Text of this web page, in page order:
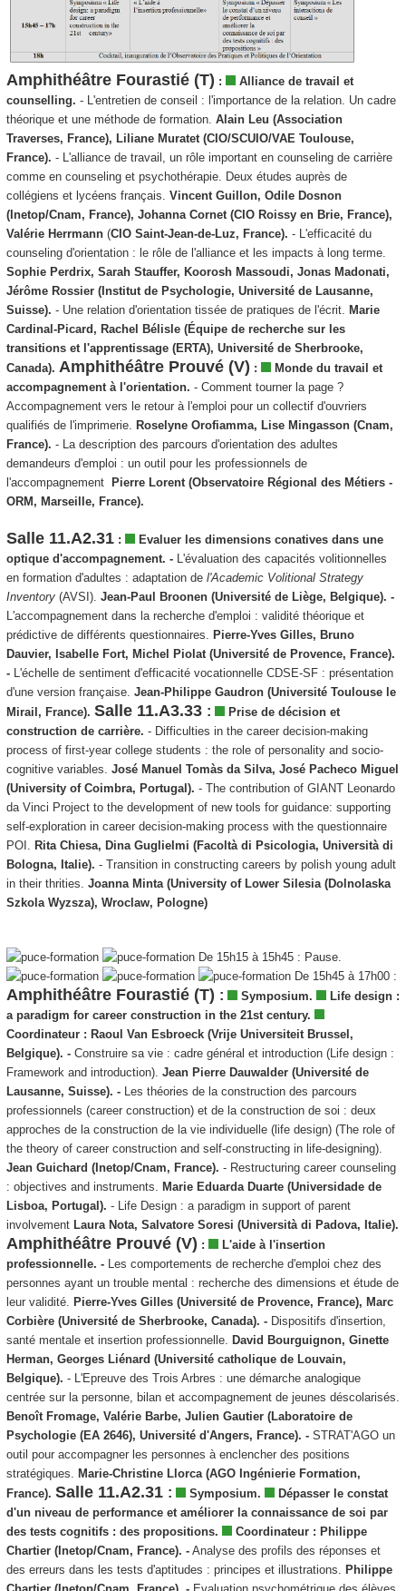
Amphithéâtre Fourastié (T) :
Alliance de travail et
counselling. - L'entretien de conseil : l'importance de la relation. Un cadre
théorique et une méthode de formation. Alain Leu (Association
Traverses, France), Liliane Muratet (CIO/SCUIO/VAE Toulouse,
France). - L'alliance de travail, un rôle important en counseling de carrière
comme en counseling et psychothérapie. Deux études auprès de
collégiens et lycéens français. Vincent Guillon, Odile Dosnon
(Inetop/Cnam, France), Johanna Cornet (CIO Roissy en Brie, France),
Valérie Herrmann (CIO Saint-Jean-de-Luz, France). - L'efficacité du
counseling d'orientation : le rôle de l'alliance et les impacts à long terme.
Sophie Perdrix, Sarah Stauffer, Koorosh Massoudi, Jonas Madonati,
Jérôme Rossier (Institut de Psychologie, Université de Lausanne,
Suisse). - Une relation d'orientation tissée de pratiques de l'écrit. Marie
Cardinal-Picard, Rachel Bélisle (Équipe de recherche sur les
transitions et l'apprentissage (ERTA), Université de Sherbrooke,
Canada). Amphithéâtre Prouvé (V) :
Monde du travail et
accompagnement à l'orientation. - Comment tourner la page ?
Accompagnement vers le retour à l'emploi pour un collectif d'ouvriers
qualifiés de l'imprimerie. Roselyne Orofiamma, Lise Mingasson (Cnam,
France). - La description des parcours d'orientation des adultes
demandeurs d'emploi : un outil pour les professionnels de
l'accompagnement
Pierre Lorent (Observatoire Régional des Métiers -
ORM, Marseille, France).
Salle 11.A2.31 :
Evaluer les dimensions conatives dans une
optique d'accompagnement. -L'évaluation des capacités volitionnelles
en formation d'adultes : adaptation de l'Academic Volitional Strategy
Inventory(AVSI). Jean-Paul Broonen (Université de Liège, Belgique). -
L'accompagnement dans la recherche d'emploi : validité théorique et
prédictive de différents questionnaires. Pierre-Yves Gilles, Bruno
Dauvier, Isabelle Fort, Michel Piolat (Université de Provence, France).
-L'échelle de sentiment d'efficacité vocationnelle CDSE-SF : présentation
d'une version française. Jean-Philippe Gaudron (Université Toulouse le
Mirail, France). Salle 11.A3.33 :
Prise de décision et
construction de carrière. - Difficulties in the career decision-making
process of first-year college students : the role of personality and socio-
cognitive variables. José Manuel Tomàs da Silva, José Pacheco Miguel
(University of Coimbra, Portugal). - The contribution of GIANT Leonardo
da Vinci Project to the development of new tools for guidance: supporting
self-exploration in career decision-making process with the questionnaire
POI. Rita Chiesa, Dina Guglielmi (Facoltà di Psicologia, Università di
Bologna, Italie). - Transition in constructing careers by polish young adult
in their thrities. Joanna Minta (Universityof Lower Silesia(Dolnolaska
Szkola Wyzsza), Wroclaw, Pologne)
De 15h15 à 15h45 : Pause.
De 15h45 à 17h00 :
Amphithéâtre Fourastié (T) : Symposium.
Life design :
a paradigm for career construction in the 21st century.
Coordinateur : Raoul Van Esbroeck (Vrije Universiteit Brussel,
Belgique). -Construire sa vie : cadre général et introduction (Life design :
Framework and introduction). Jean Pierre Dauwalder (Université de
Lausanne, Suisse). - Les théories de la construction des parcours
professionnels (career construction) et de la construction de soi : deux
approches de la construction de la vie individuelle (life design) (The role of
the theory of career construction and self-constructing in life-designing).
Jean Guichard (Inetop/Cnam, France). - Restructuring career counseling
: objectives and instruments. Marie Eduarda Duarte (Universidade de
Lisboa, Portugal). - Life Design : a paradigm in support of parent
involvement Laura Nota, Salvatore Soresi (Università di Padova, Italie).
Amphithéâtre Prouvé (V) :
L'aide à l'insertion
professionnelle. - Les comportements de recherche d'emploi chez des
personnes ayant un trouble mental : recherche des dimensions et étude de
leur validité. Pierre-Yves Gilles (Université de Provence, France), Marc
Corbière (Université de Sherbrooke, Canada). - Dispositifs d'insertion,
santé mentale et insertion professionnelle. David Bourguignon, Ginette
Herman, Georges Liénard (Université catholique de Louvain,
Belgique). - L'Epreuve des Trois Arbres : une démarche analogique
centrée sur la personne, bilan et accompagnement de jeunes déscolarisés.
Benoît Fromage, Valérie Barbe, Julien Gautier (Laboratoire de
Psychologie (EA 2646), Université d'Angers, France). -STRAT'AGO un
outil pour accompagner les personnes à enclencher des positions
stratégiques. Marie-Christine Llorca (AGO Ingénierie Formation,
France). Salle 11.A2.31 : Symposium.
Dépasser le constat
d'un niveau de performance et améliorer la connaissance de soi par
des tests cognitifs : des propositions.
Coordinateur : Philippe
Chartier (Inetop/Cnam, France). -Analyse des profils des réponses et
des erreurs dans les tests d'aptitudes : principes et illustrations. Philippe